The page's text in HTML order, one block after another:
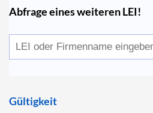
Abfrage eines weiteren LEI!
Gültigkeit